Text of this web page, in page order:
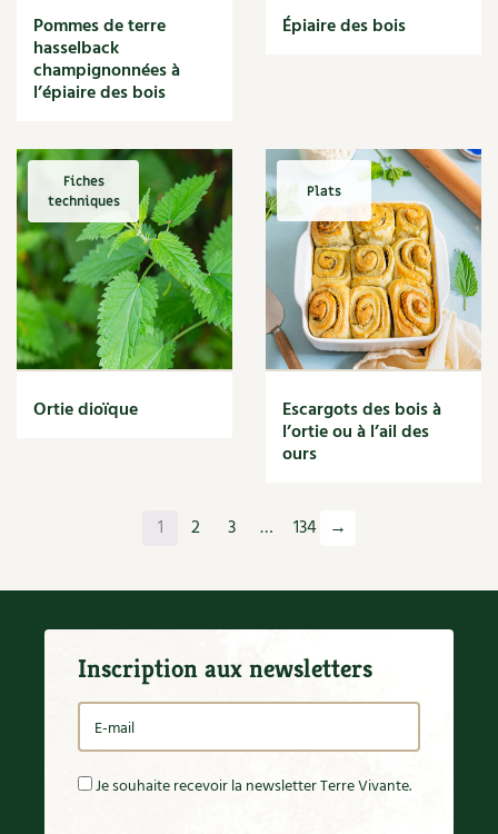
Nichoir
Noisette
Noix
Nourriture
Nuisibles
Numérique
Nutriments
Observation
Œuf
Oignon
Oiseaux
Olivier
Optimiser l'espace
Paille
Panais
Parasite
Partenariat
Participatif
Patate douce
Pommes de terre
hasselback
champignonnées à
l’épiaire des bois
Épiaire des bois
Fiches
techniques
Ortie dioïque
Plats
Escargots des bois à
l’ortie ou à l’ail des
ours
1 2 3 … 134 →
Inscription aux newsletters
Je souhaite recevoir la newsletter Terre Vivante.